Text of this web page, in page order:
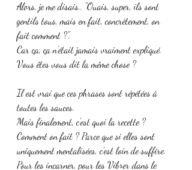
Alors, je me disais.. "Ouais, super, ils sont
gentils tous, mais en fait, concrètement, on
fait comment ?".
Car ça, ça n'était jamais vraiment expliqué.
Vous êtes vous dit la même chose ?
Il est vrai que ces phrases sont répétées à
toutes les sauces.
Mais finalement, c'est quoi la recette ?
Comment on fait ? Parce que si elles sont
uniquement mentalisées, c'est loin de suffire.
Pour les incarner, pour les Vibrer dans le